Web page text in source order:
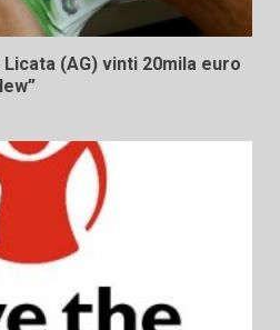
(AG) vinti 20mila euro